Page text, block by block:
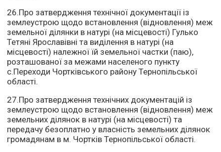
26.Про затвердження технічної документації із
землеустрою щодо встановлення (відновлення) меж
земельної ділянки в натурі (на місцевості) Гулько
Тетяні Ярославівні та виділення в натурі (на
місцевості) належної їй земельної частки (паю),
розташованої за межами населеного пункту
с.Переходи Чортківського району Тернопільської
області.
27.Про затвердження технічних документацій із
землеустрою щодо встановлення (відновлення) меж
земельних ділянок в натурі (на місцевості) та
передачу безоплатно у власність земельних ділянок
громадянам в м. Чортків Тернопільської області.